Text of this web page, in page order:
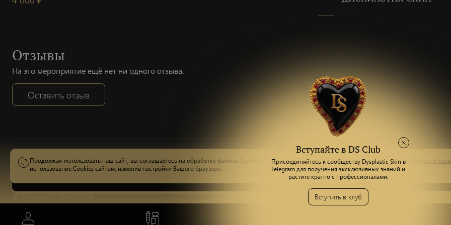
Уточняйте у менеджера
Отзывы
На это мероприятие ещё нет ни одного отзыва.
Оставить отзыв
Продолжая использовать наш сайт, вы соглашаетесь на обработку файлов Сookie и других пользовательских данных, в соответствии с
Политикой
использование Cookies сайтом, изменив настройки Вашего браузера.
Вступайте в DS Club
Присоединяйтесь к сообществу Dysplastic Skin в
Telegram для получения эксклюзивных знаний и
растите кратно с профессионалами.
Вступить в клуб